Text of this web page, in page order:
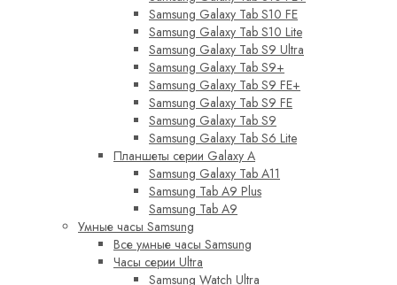
Samsung Galaxy Tab S10 FE
Samsung Galaxy Tab S10 Lite
Samsung Galaxy Tab S9 Ultra
Samsung Galaxy Tab S9+
Samsung Galaxy Tab S9 FE+
Samsung Galaxy Tab S9 FE
Samsung Galaxy Tab S9
Samsung Galaxy Tab S6 Lite
Планшеты серии Galaxy A
Samsung Galaxy Tab A11
Samsung Tab A9 Plus
Samsung Tab A9
Умные часы Samsung
Все умные часы Samsung
Часы серии Ultra
Samsung Watch Ultra